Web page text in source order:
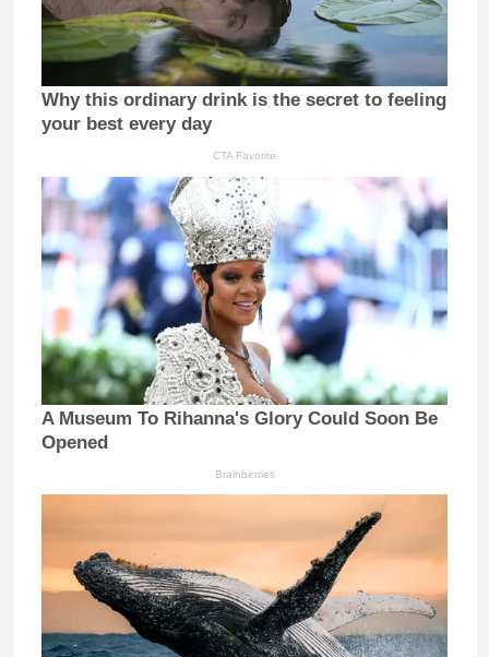
Why this ordinary drink is the secret to feeling
your best every day
CTA Favorite
A Museum To Rihanna's Glory Could Soon Be
Opened
Brainberries